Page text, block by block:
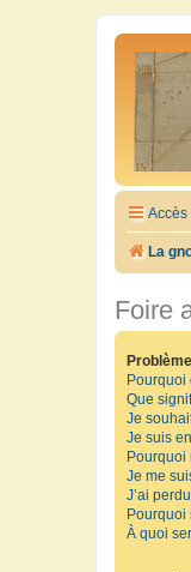
Accès
La
Foire
Pourquoi
Que
Je
Je suis
Pourquoi
Je me
J’ai
Pourquoi
À quoi